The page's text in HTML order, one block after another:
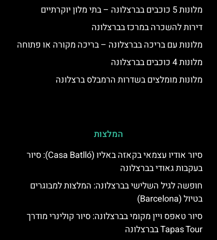
מלונות 5 כוכבים בברצלונה – בתי מלון יוקרתיים
דירות להשכרה במרכז בברצלונה
מלונות עם בריכה בברצלונה – בריכה מקורה או פתוחה
מלונות 4 כוכבים בברצלונה
מלונות מומלצים בשדרות הרמבלס ברצלונה
המלצות
סיור אודיו עצמאי בקאזה באליו (Casa Batlló): סיור
בעקבות גאודי בברצלונה
חופשה לגיל השלישי בברצלונה: המלצות למבוגרים
בטיול (Barcelona)
סיור טאפס ויין מקומי בברצלונה: סיור קולינרי מודרך
Tapas Tour בברצלונה